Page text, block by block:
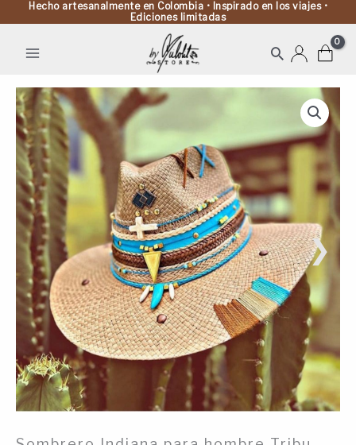
Hecho artesanalmente en Colombia • Inspirado en los viajes •
Ediciones limitadas
Buscar
❯
Sombrero
Indiana
para
hombre
Tribu
cantidad